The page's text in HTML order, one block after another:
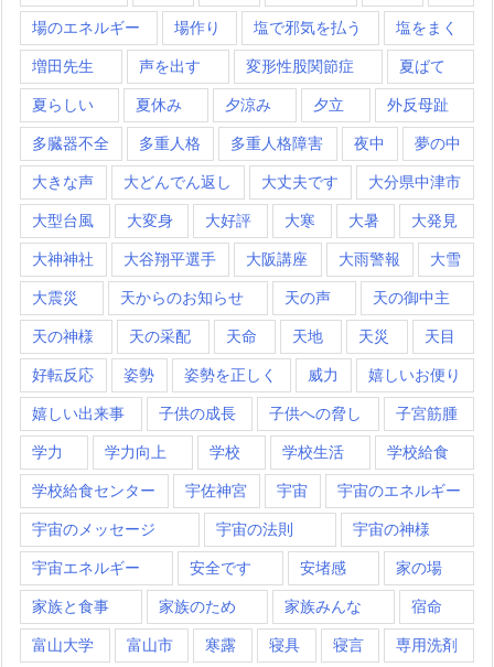
場のエネルギー 場作り 塩で邪気を払う 塩をまく
増田先生 声を出す 変形性股関節症 夏ばて
夏らしい 夏休み 夕涼み 夕立 外反母趾
多臓器不全 多重人格 多重人格障害 夜中 夢の中
大きな声 大どんでん返し 大丈夫です 大分県中津市
大型台風 大変身 大好評 大寒 大暑 大発見
大神神社 大谷翔平選手 大阪講座 大雨警報 大雪
大震災 天からのお知らせ 天の声 天の御中主
天の神様 天の采配 天命 天地 天災 天目
好転反応 姿勢 姿勢を正しく 威力 嬉しいお便り
嬉しい出来事 子供の成長 子供への脅し 子宮筋腫
学力 学力向上 学校 学校生活 学校給食
学校給食センター 宇佐神宮 宇宙 宇宙のエネルギー
宇宙のメッセージ 宇宙の法則 宇宙の神様
宇宙エネルギー 安全です 安堵感 家の場
家族と食事 家族のため 家族みんな 宿命
富山大学 富山市 寒露 寝具 寝言 専用洗剤